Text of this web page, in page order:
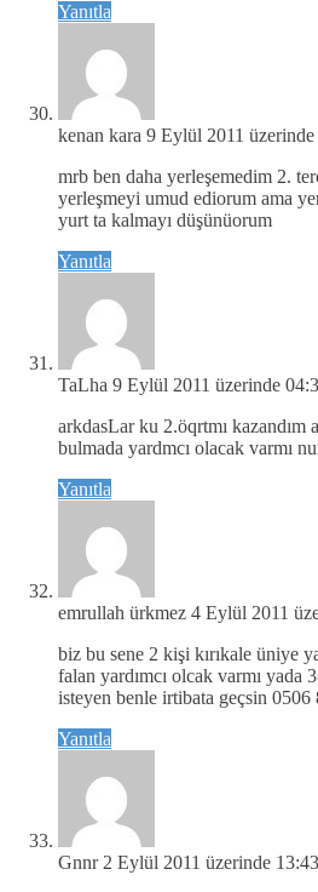
Yanıtla
kenan kara 9 Eylül 2011 üzerinde
mrb ben daha yerleşemedim 2.
yerleşmeyi umud ediorum ama
yurt ta kalmayı düşünüorum
Yanıtla
TaLha 9 Eylül 2011 üzerinde
arkdasLar ku 2.öqrtmı kazandım
bulmada yardmcı olacak varmı
Yanıtla
emrullah ürkmez 4 Eylül 2011
biz bu sene 2 kişi kırıkale üniye
falan yardımcı olcak varmı
isteyen benle irtibata geçsin 0506
Yanıtla
Gnnr 2 Eylül 2011 üzerinde